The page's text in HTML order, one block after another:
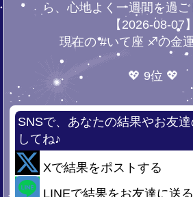
ら、心地よく一週間を過
【2026-08-07】
現在の #いて座 ♐の金
💖 9位 💖
SNSで、あなたの結果やお友
してね♪
Xで結果をポストする
LINEで結果をお友達に送る